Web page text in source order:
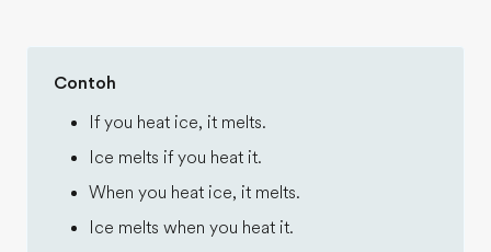
Contoh
If you heat ice, it melts.
Ice melts if you heat it.
When you heat ice, it melts.
Ice melts when you heat it.